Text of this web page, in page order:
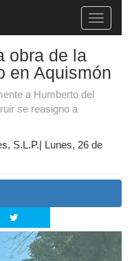
Toggle
obra de la
en Aquismón
a Humberto del
se reasigno a
S.L.P.| Lunes, 26 de